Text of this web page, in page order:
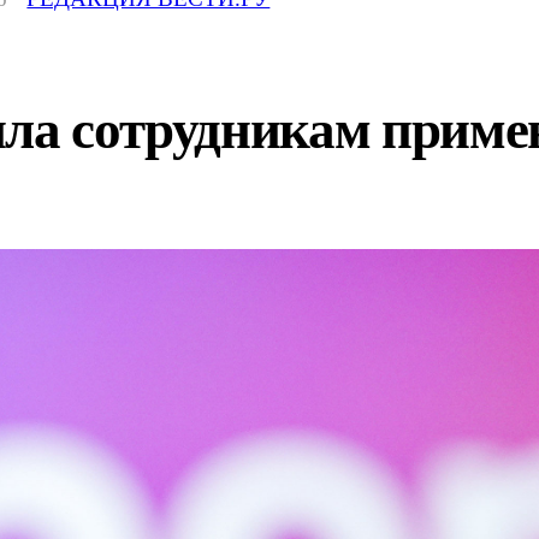
сотрудникам